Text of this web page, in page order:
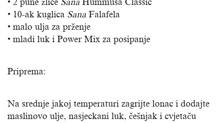
• 2 pune žlice Sana Hummusa Classic
• 10-ak kuglica Sana Falafela
• malo ulja za prženje
• mladi luk i Power Mix za posipanje
Priprema:
Na srednje jakoj temperaturi zagrijte lonac i dodajte
maslinovo ulje, nasjeckani luk, češnjak i cvjetaču